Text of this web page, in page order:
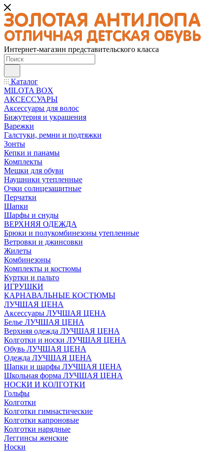
Интернет-магазин представительского класса
Каталог
MILOTA BOX
АКСЕССУАРЫ
Аксессуары для волос
Бижутерия и украшения
Варежки
Галстуки, ремни и подтяжки
Зонты
Кепки и панамы
Комплекты
Мешки для обуви
Наушники утепленные
Очки солнцезащитные
Перчатки
Шапки
Шарфы и снуды
ВЕРХНЯЯ ОДЕЖДА
Брюки и полукомбинезоны утепленные
Ветровки и джинсовки
Жилеты
Комбинезоны
Комплекты и костюмы
Куртки и пальто
ИГРУШКИ
КАРНАВАЛЬНЫЕ КОСТЮМЫ
ЛУЧШАЯ ЦЕНА
Аксессуары ЛУЧШАЯ ЦЕНА
Белье ЛУЧШАЯ ЦЕНА
Верхняя одежда ЛУЧШАЯ ЦЕНА
Колготки и носки ЛУЧШАЯ ЦЕНА
Обувь ЛУЧШАЯ ЦЕНА
Одежда ЛУЧШАЯ ЦЕНА
Шапки и шарфы ЛУЧШАЯ ЦЕНА
Школьная форма ЛУЧШАЯ ЦЕНА
НОСКИ И КОЛГОТКИ
Гольфы
Колготки
Колготки гимнастические
Колготки капроновые
Колготки нарядные
Леггинсы женские
Носки